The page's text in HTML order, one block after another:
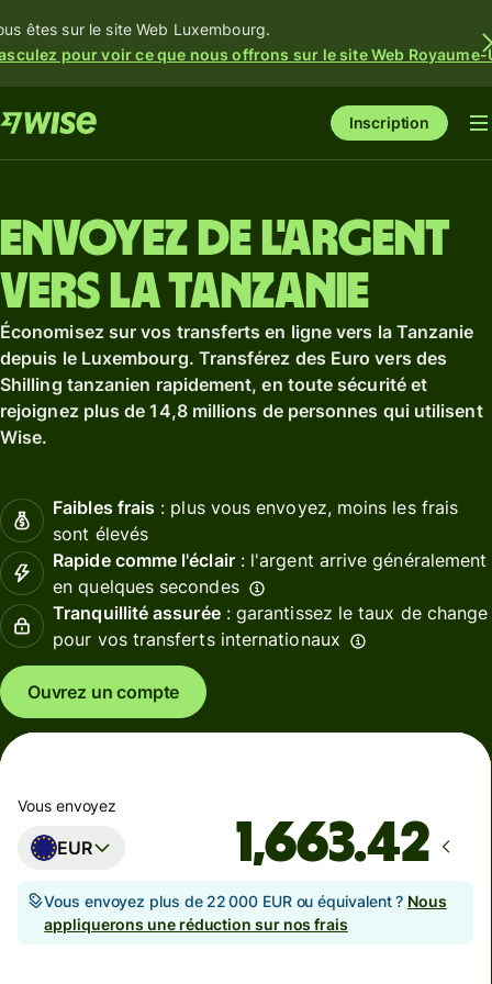
êtes sur le site Web Luxembourg.
pour voir ce que nous offrons sur le site Web Royaume-
Inscription
Envoyez de l'argent
vers la Tanzanie
Économisez sur vos transferts en ligne vers la Tanzanie
depuis le Luxembourg. Transférez des Euro vers des
Shilling tanzanien rapidement, en toute sécurité et
rejoignez plus de 14,8 millions de personnes qui utilisent
Wise.
Faibles frais : plus vous envoyez, moins les frais
sont élevés
Rapide comme l'éclair: l'argent arrive généralement
en quelques secondes
Tranquillité assurée: garantissez le taux de change
pour vos transferts internationaux
Ouvrez un compte
Vous envoyez
EUR
Vous envoyez plus de 22 000 EUR ou équivalent ? Nous
appliquerons une réduction sur nos frais